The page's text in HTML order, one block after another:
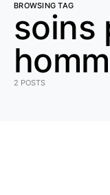
BROWSING TAG
soins
2 POSTS